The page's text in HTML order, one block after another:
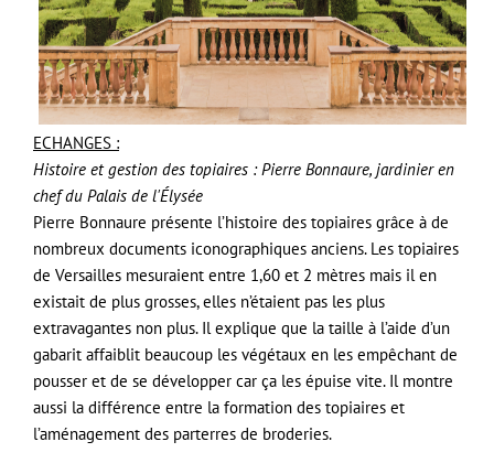
ECHANGES :
Histoire et gestion des topiaires : Pierre Bonnaure, jardinier en
chef du Palais de l'Élysée
Pierre Bonnaure présente l’histoire des topiaires grâce à de
nombreux documents iconographiques anciens. Les topiaires
de Versailles mesuraient entre 1,60 et 2 mètres mais il en
existait de plus grosses, elles n’étaient pas les plus
extravagantes non plus. Il explique que la taille à l’aide d’un
gabarit affaiblit beaucoup les végétaux en les empêchant de
pousser et de se développer car ça les épuise vite. Il montre
aussi la différence entre la formation des topiaires et
l’aménagement des parterres de broderies.